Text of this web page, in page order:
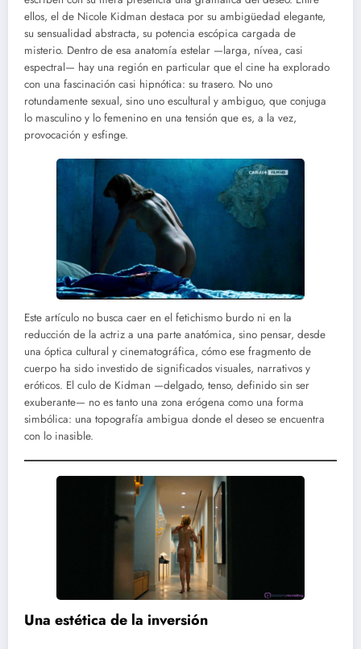
ellos, el de Nicole Kidman destaca por su ambigüedad elegante,
su sensualidad abstracta, su potencia escópica cargada de
misterio. Dentro de esa anatomía estelar —larga, nívea, casi
espectral— hay una región en particular que el cine ha explorado
con una fascinación casi hipnótica: su trasero. No uno
rotundamente sexual, sino uno escultural y ambiguo, que conjuga
lo masculino y lo femenino en una tensión que es, a la vez,
provocación y esfinge.
Este artículo no busca caer en el fetichismo burdo ni en la
reducción de la actriz a una parte anatómica, sino pensar, desde
una óptica cultural y cinematográfica, cómo ese fragmento de
cuerpo ha sido investido de significados visuales, narrativos y
eróticos. El culo de Kidman —delgado, tenso, definido sin ser
exuberante— no es tanto una zona erógena como una forma
simbólica: una topografía ambigua donde el deseo se encuentra
con lo inasible.
Una estética de la inversión